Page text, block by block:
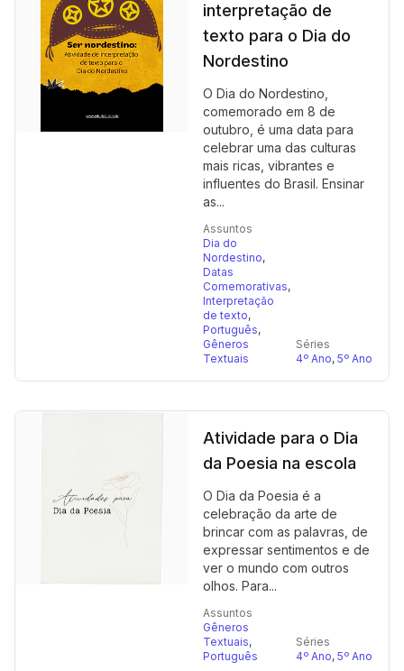
interpretação de
texto para o Dia do
Nordestino
O Dia do Nordestino,
comemorado em 8 de
outubro, é uma data para
celebrar uma das culturas
mais ricas, vibrantes e
influentes do Brasil. Ensinar
as...
Assuntos
Dia do
Nordestino,
Datas
Comemorativas,
Interpretação
de texto,
Português,
Gêneros
Textuais
Séries
4º Ano, 5º Ano
Atividade para o Dia
da Poesia na escola
O Dia da Poesia é a
celebração da arte de
brincar com as palavras, de
expressar sentimentos e de
ver o mundo com outros
olhos. Para...
Assuntos
Gêneros
Textuais,
Português
Séries
4º Ano, 5º Ano